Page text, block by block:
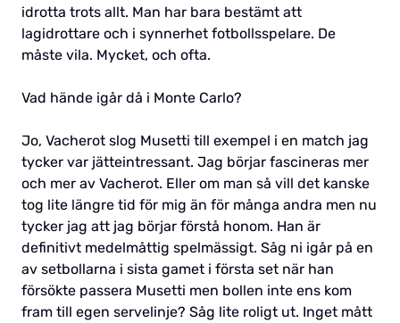
idrotta trots allt. Man har bara bestämt att
lagidrottare och i synnerhet fotbollsspelare. De
måste vila. Mycket, och ofta.
Vad hände igår då i Monte Carlo?
Jo, Vacherot slog Musetti till exempel i en match jag
tycker var jätteintressant. Jag börjar fascineras mer
och mer av Vacherot. Eller om man så vill det kanske
tog lite längre tid för mig än för många andra men nu
tycker jag att jag börjar förstå honom. Han är
definitivt medelmåttig spelmässigt. Såg ni igår på en
av setbollarna i sista gamet i första set när han
försökte passera Musetti men bollen inte ens kom
fram till egen servelinje? Såg lite roligt ut. Inget mått